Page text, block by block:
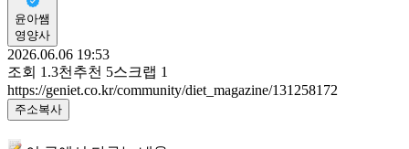
윤아쌤
영양사
2026.06.06 19:53
조회 1.3천 추천 5스크랩 1
https://geniet.co.kr/community/diet_magazine/131258172
주소복사